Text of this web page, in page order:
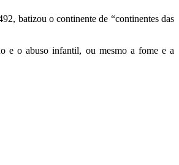
batizou o continente de “continentes das
e o abuso infantil, ou mesmo a fome e a